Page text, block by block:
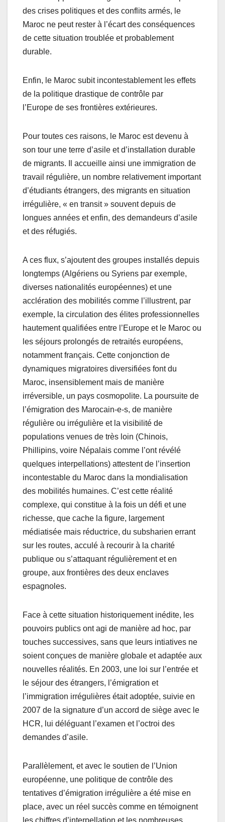
des crises politiques et des conflits armés, le
Maroc ne peut rester à l’écart des conséquences
de cette situation troublée et probablement
durable.
Enfin, le Maroc subit incontestablement les effets
de la politique drastique de contrôle par
l’Europe de ses frontières extérieures.
Pour toutes ces raisons, le Maroc est devenu à
son tour une terre d’asile et d’installation durable
de migrants. Il accueille ainsi une immigration de
travail régulière, un nombre relativement important
d’étudiants étrangers, des migrants en situation
irrégulière, « en transit » souvent depuis de
longues années et enfin, des demandeurs d’asile
et des réfugiés.
A ces flux, s’ajoutent des groupes installés depuis
longtemps (Algériens ou Syriens par exemple,
diverses nationalités européennes) et une
acclération des mobilités comme l’illustrent, par
exemple, la circulation des élites professionnelles
hautement qualifiées entre l’Europe et le Maroc ou
les séjours prolongés de retraités européens,
notamment français. Cette conjonction de
dynamiques migratoires diversifiées font du
Maroc, insensiblement mais de manière
irréversible, un pays cosmopolite. La poursuite de
l’émigration des Marocain-e-s, de manière
régulière ou irrégulière et la visibilité de
populations venues de très loin (Chinois,
Phillipins, voire Népalais comme l’ont révélé
quelques interpellations) attestent de l’insertion
incontestable du Maroc dans la mondialisation
des mobilités humaines. C’est cette réalité
complexe, qui constitue à la fois un défi et une
richesse, que cache la figure, largement
médiatisée mais réductrice, du subsharien errant
sur les routes, acculé à recourir à la charité
publique ou s’attaquant régulièrement et en
groupe, aux frontières des deux enclaves
espagnoles.
Face à cette situation historiquement inédite, les
pouvoirs publics ont agi de manière ad hoc, par
touches successives, sans que leurs intiatives ne
soient conçues de manière globale et adaptée aux
nouvelles réalités. En 2003, une loi sur l’entrée et
le séjour des étrangers, l’émigration et
l’immigration irrégulières était adoptée, suivie en
2007 de la signature d’un accord de siège avec le
HCR, lui déléguant l’examen et l’octroi des
demandes d’asile.
Parallèlement, et avec le soutien de l’Union
européenne, une politique de contrôle des
tentatives d’émigration irrégulière a été mise en
place, avec un réel succès comme en témoignent